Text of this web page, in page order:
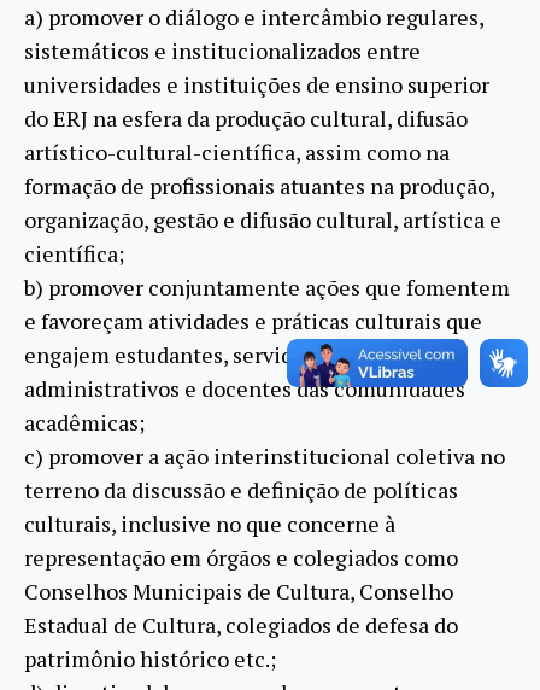
a) promover o diálogo e intercâmbio regulares,
sistemáticos e institucionalizados entre
universidades e instituições de ensino superior
do ERJ na esfera da produção cultural, difusão
artístico-cultural-científica, assim como na
formação de profissionais atuantes na produção,
organização, gestão e difusão cultural, artística e
científica;
b) promover conjuntamente ações que fomentem
e favoreçam atividades e práticas culturais que
engajem estudantes, servidores técnico-
administrativos e docentes das comunidades
acadêmicas;
c) promover a ação interinstitucional coletiva no
terreno da discussão e definição de políticas
culturais, inclusive no que concerne à
representação em órgãos e colegiados como
Conselhos Municipais de Cultura, Conselho
Estadual de Cultura, colegiados de defesa do
patrimônio histórico etc.;